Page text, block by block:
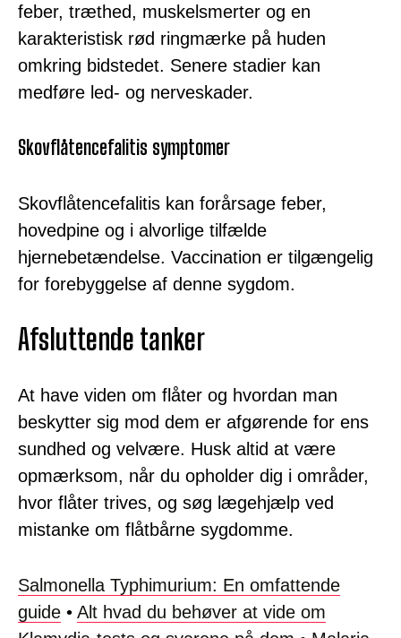
feber, træthed, muskelsmerter og en
karakteristisk rød ringmærke på huden
omkring bidstedet. Senere stadier kan
medføre led- og nerveskader.
Skovflåtencefalitis symptomer
Skovflåtencefalitis kan forårsage feber,
hovedpine og i alvorlige tilfælde
hjernebetændelse. Vaccination er tilgængelig
for forebyggelse af denne sygdom.
Afsluttende tanker
At have viden om flåter og hvordan man
beskytter sig mod dem er afgørende for ens
sundhed og velvære. Husk altid at være
opmærksom, når du opholder dig i områder,
hvor flåter trives, og søg lægehjælp ved
mistanke om flåtbårne sygdomme.
Salmonella Typhimurium: En omfattende
guide • Alt hvad du behøver at vide om